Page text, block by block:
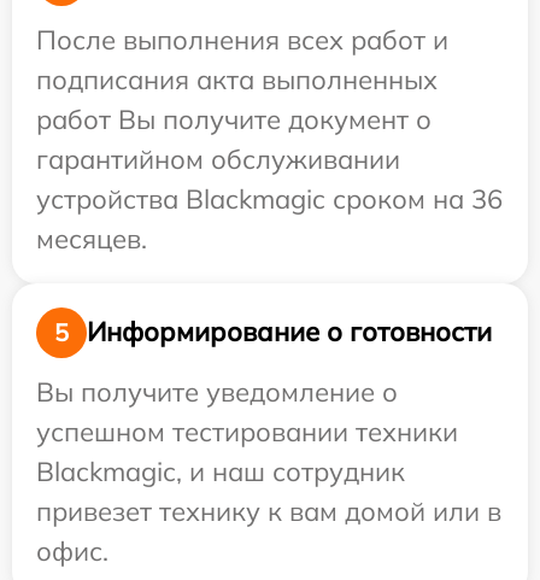
После выполнения всех работ и
подписания акта выполненных
работ Вы получите документ о
гарантийном обслуживании
устройства Blackmagic сроком на 36
месяцев.
5
Информирование о готовности
Вы получите уведомление о
успешном тестировании техники
Blackmagic, и наш сотрудник
привезет технику к вам домой или в
офис.